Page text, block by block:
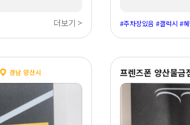
더보기 > #주차장있음 #갤럭시 #
경남 양산시 프렌즈폰 양산물금